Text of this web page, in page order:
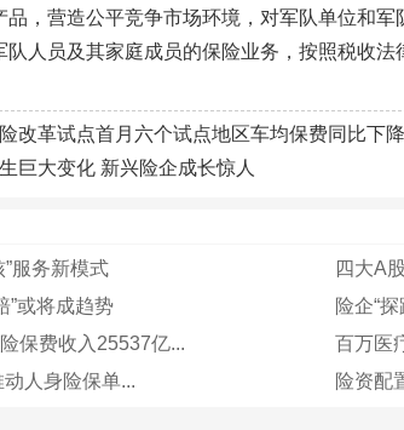
，营造公平竞争市场环境，对军队单位和
人员及其家庭成员的保险业务，按照税收法
改革试点首月六个试点地区车均保费同比下
巨大变化 新兴险企成长惊人
服务新模式
四大A
”或将成趋势
险企“
保费收入25537亿...
百万医
人身险保单...
险资配